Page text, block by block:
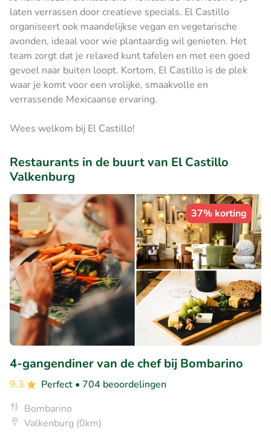
laten verrassen door creatieve specials. El Castillo
organiseert ook maandelijkse vegan en vegetarische
avonden, ideaal voor wie plantaardig wil genieten. Het
team zorgt dat je relaxed kunt tafelen en met een goed
gevoel naar buiten loopt. Kortom, El Castillo is de plek
waar je komt voor een vrolijke, smaakvolle en
verrassende Mexicaanse ervaring.
Wees welkom bij El Castillo!
Restaurants in de buurt van El Castillo
Valkenburg
37% korting
4-gangendiner van de chef bij Bombarino
9.3 Perfect • 704 beoordelingen
Bombarino
Valkenburg (0km)